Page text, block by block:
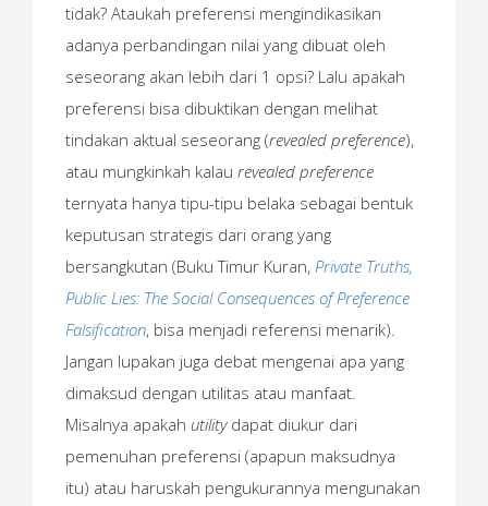
tidak? Ataukah preferensi mengindikasikan
adanya perbandingan nilai yang dibuat oleh
seseorang akan lebih dari 1 opsi? Lalu apakah
preferensi bisa dibuktikan dengan melihat
tindakan aktual seseorang (revealed preference),
atau mungkinkah kalau revealed preference
ternyata hanya tipu-tipu belaka sebagai bentuk
keputusan strategis dari orang yang
bersangkutan (Buku Timur Kuran, Private Truths,
Public Lies: The Social Consequences of Preference
Falsification, bisa menjadi referensi menarik).
Jangan lupakan juga debat mengenai apa yang
dimaksud dengan utilitas atau manfaat.
Misalnya apakah utilitydapat diukur dari
pemenuhan preferensi (apapun maksudnya
itu) atau haruskah pengukurannya mengunakan